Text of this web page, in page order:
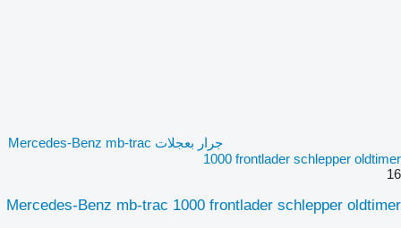
جرار بعجلات Mercedes-Benz mb-trac
1000 frontlader schlepper oldtimer
16
Mercedes-Benz mb-trac 1000 frontlader schlepper oldtimer